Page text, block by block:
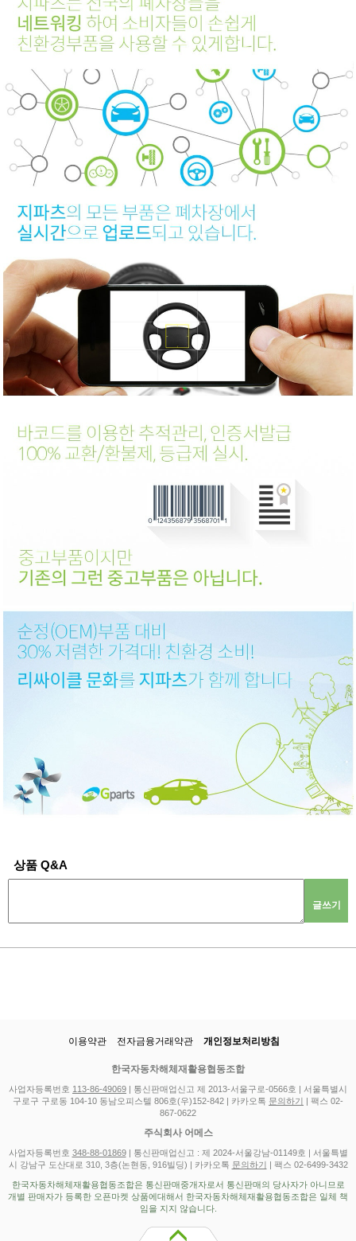
상품 Q&A
글쓰기
이용약관 전자금융거래약관 개인정보처리방침
한국자동차해체재활용협동조합
사업자등록번호 113-86-49069 | 통신판매업신고 제 2013-서울구로-0566호 | 서울특별시
구로구 구로동 104-10 동남오피스텔 806호(우)152-842 | 카카오톡 문의하기 | 팩스 02-
867-0622
주식회사 어메스
사업자등록번호 348-88-01869| 통신판매업신고 : 제 2024-서울강남-01149호 | 서울특별
시 강남구 도산대로 310, 3층(논현동, 916빌딩) | 카카오톡 문의하기 | 팩스 02-6499-3432
한국자동차해체재활용협동조합은 통신판매중개자로서 통신판매의 당사자가 아니므로
개별 판매자가 등록한 오픈마켓 상품에대해서 한국자동차해체재활용협동조합은 일체 책
임을 지지 않습니다.